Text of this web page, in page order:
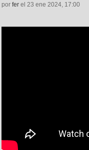
por fer el 23 ene 2024, 17:00